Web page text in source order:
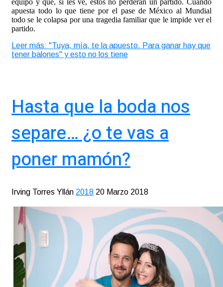
equipo y que, si les ve, estos no perderán un partido. Cuando
apuesta todo lo que tiene por el pase de México al Mundial
todo se le colapsa por una tragedia familiar que le impide ver el
partido.
Leer más: "Tuya, mía, te la apuesto. Para ganar hay que
tener balones" y esto no los tiene
Hasta que la boda nos
separe… ¿o te vas a
poner mamón?
Irving Torres Yllán 2018 20 Marzo 2018